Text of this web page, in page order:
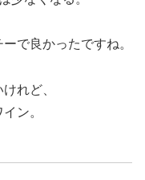
で良かったですね。
れど、
ン。